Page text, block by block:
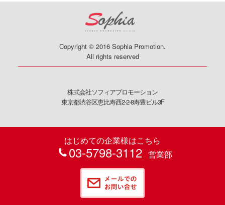
Copyright © 2016 Sophia Promotion.
All rights reserved
株式会社ソフィアプロモーション
東京都渋谷区恵比寿西2-2-8寿豊ビル3F
はじめての企業様はこちら
03-5798-3112 営業部